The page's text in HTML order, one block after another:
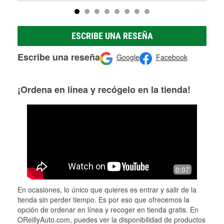
ESCRIBE UNA RESEÑA
Escribe una reseña Google Facebook
¡Ordena en línea y recógelo en la tienda!
0:07
En ocasiones, lo único que quieres es entrar y salir de la
tienda sin perder tiempo. Es por eso que ofrecemos la
opción de ordenar en línea y recoger en tienda gratis. En
OReillyAuto.com, puedes ver la disponibilidad de productos